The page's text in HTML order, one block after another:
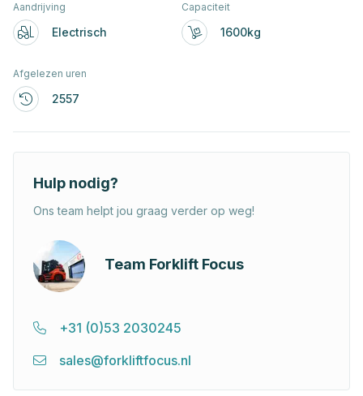
Aandrijving
Electrisch
Capaciteit
1600kg
Afgelezen uren
2557
Hulp nodig?
Ons team helpt jou graag verder op weg!
Team Forklift Focus
+31 (0)53 2030245
sales@forkliftfocus.nl